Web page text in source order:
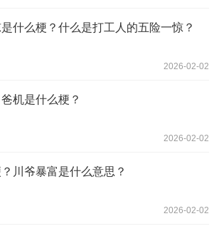
什么梗？什么是打工人的五险一惊？
2026-02-02
机是什么梗？
2026-02-02
川爷暴富是什么意思？
2026-02-02